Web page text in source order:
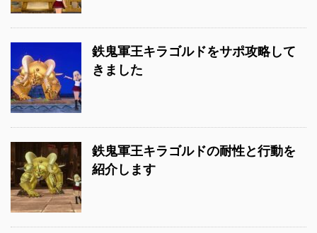
鉄鬼軍王キラゴルドをサポ攻略して
きました
鉄鬼軍王キラゴルドの耐性と行動を
紹介します